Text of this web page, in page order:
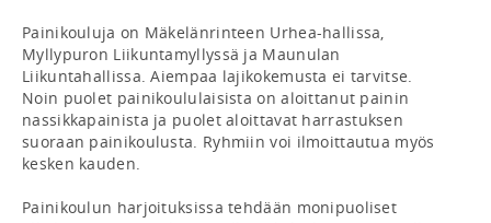
Painikouluja on Mäkelänrinteen Urhea-hallissa,
Myllypuron Liikuntamyllyssä ja Maunulan
Liikuntahallissa. Aiempaa lajikokemusta ei tarvitse.
Noin puolet painikoululaisista on aloittanut painin
nassikkapainista ja puolet aloittavat harrastuksen
suoraan painikoulusta. Ryhmiin voi ilmoittautua myös
kesken kauden.
Painikoulun harjoituksissa tehdään monipuoliset